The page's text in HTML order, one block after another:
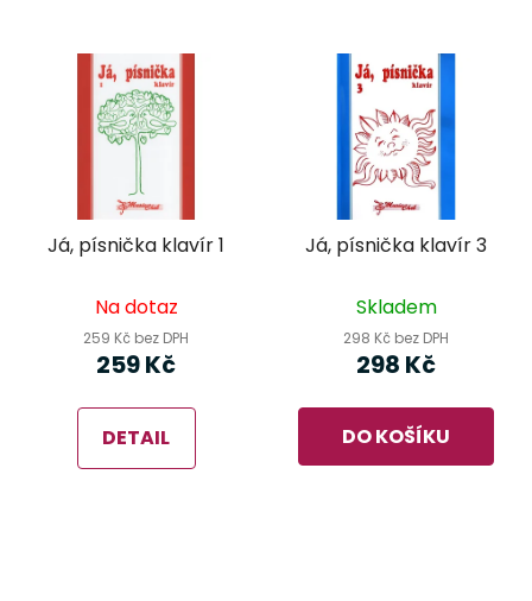
Já, písnička klavír 1
Na dotaz
259 Kč bez DPH
259 Kč
DETAIL
Já, písnička klavír 3
Skladem
298 Kč bez DPH
298 Kč
DO KOŠÍKU